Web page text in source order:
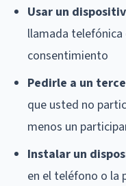
Usar un
llamada
consentimiento
Pedirle a un
que usted no
menos un
Instalar un
en el teléfono o la